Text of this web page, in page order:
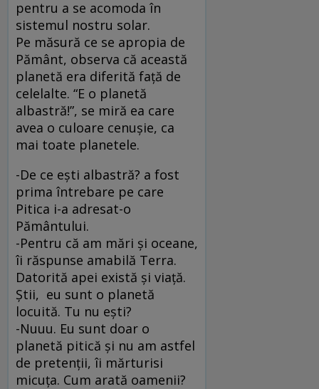
pentru a se acomoda în
sistemul nostru solar.
Pe măsură ce se apropia de
Pământ, observa că această
planetă era diferită faţă de
celelalte. “E o planetă
albastră!”, se miră ea care
avea o culoare cenuşie, ca
mai toate planetele.
-De ce eşti albastră? a fost
prima întrebare pe care
Pitica i-a adresat-o
Pământului.
-Pentru că am mări şi oceane,
îi răspunse amabilă Terra.
Datorită apei există şi viaţă.
Ştii, eu sunt o planetă
locuită. Tu nu eşti?
-Nuuu. Eu sunt doar o
planetă pitică şi nu am astfel
de pretenţii, îi mărturisi
micuţa. Cum arată oamenii?